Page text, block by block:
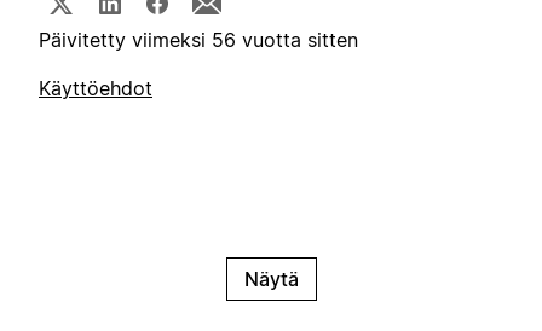
Päivitetty viimeksi 56 vuotta sitten
Käyttöehdot
Näytä